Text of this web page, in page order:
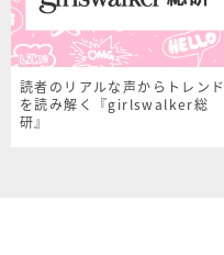
読者のリアルな声からトレンド
を読み解く『girlswalker総
研』